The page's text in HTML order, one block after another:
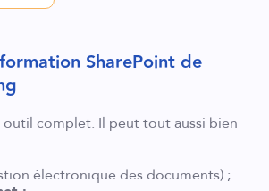
SharePoint de
outil complet. Il peut tout aussi bien
électronique des documents) ;